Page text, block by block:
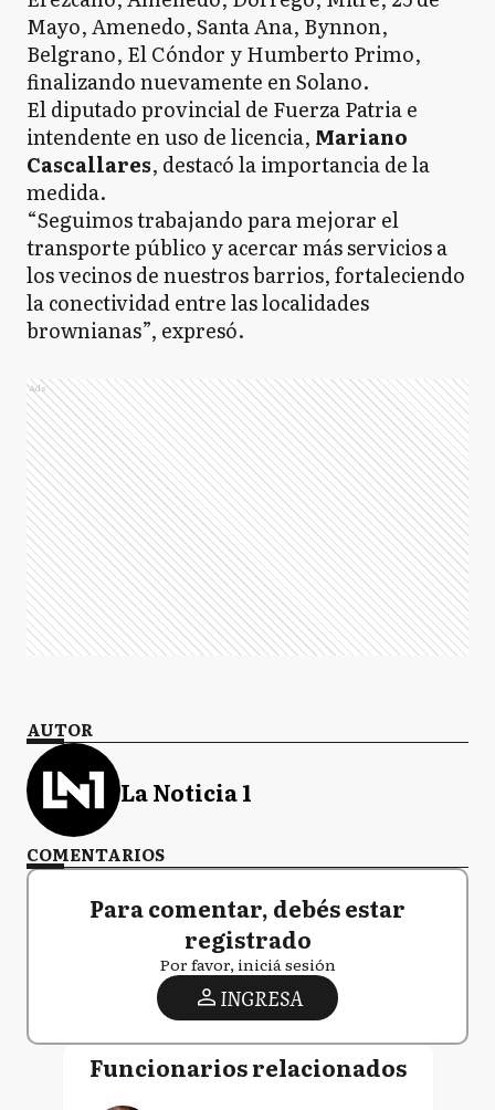
Mayo, Amenedo, Santa Ana, Bynnon,
Belgrano, El Cóndor y Humberto Primo,
finalizando nuevamente en Solano.
El diputado provincial de Fuerza Patria e
intendente en uso de licencia, Mariano
Cascallares, destacó la importancia de la
medida.
“Seguimos trabajando para mejorar el
transporte público y acercar más servicios a
los vecinos de nuestros barrios, fortaleciendo
la conectividad entre las localidades
brownianas”, expresó.
Ads
AUTOR
La Noticia 1
COMENTARIOS
Para comentar, debés estar
registrado
Por favor, iniciá sesión
INGRESA
Funcionarios relacionados